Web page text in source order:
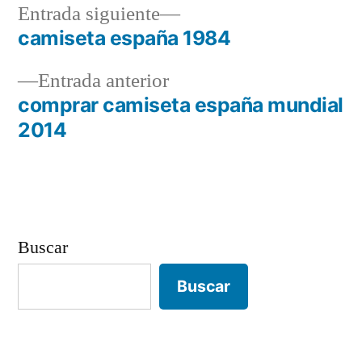
Navegación
de
entradas
Entrada anteriorEntrada
anterior:
comprar camiseta españa mundial
2014
Entrada siguiente
Entrada
siguiente:
camiseta españa 1984
Buscar
Buscar